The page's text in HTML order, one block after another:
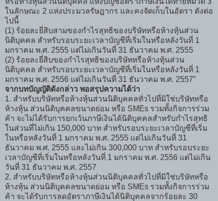
ในลักษณะ 2 แห่งประมวลรัษฎากร และคงจัดเก็บในอัตรา ดังต่อ
ไปนี้
(1) ร้อยละยี่สิบสามของกำไรสุทธิของบริษัทหรือห้างหุ้นส่วน
นิติบุคคล สำหรับรอบระยะเวลาบัญชีที่เริ่มในหรือหลังวันที่ 1
มกราคม พ.ศ. 2555 แต่ไม่เกินวันที่ 31 ธันวาคม พ.ศ. 2555
(2) ร้อยละยี่สิบของกำไรสุทธิของบริษัทหรือห้างหุ้นส่วน
นิติบุคคล สำหรับรอบระยะเวลาบัญชีที่เริ่มในหรือหลังวันที่ 1
มกราคม พ.ศ. 2556 แต่ไม่เกินวันที่ 31 ธันวาคม พ.ศ. 2557”
จากบทบัญญัติดังกล่าว พอสรุปความได้ว่า
1. สำหรับบริษัทหรือห้างหุ้นส่วนนิติบุคคลทั่วไปที่มิใช่บริษัทหรือ
ห้างหุ้น ส่วนนิติบุคคลขนาดย่อม หรือ SMEs รวมทั้งกิจการร่วม
ค้า จะไม่ได้รับการยกเว้นภาษีเงินได้นิติบุคคลสำหรับกำไรสุทธิ
ในส่วนที่ไม่เกิน 150,000 บาท สำหรับรอบระยะเวลาบัญชีที่เริ่ม
ในหรือหลังวันที่ 1 มกราคม พ.ศ. 2555 แต่ไม่เกินวันที่ 31
ธันวาคม พ.ศ. 2555 และไม่เกิน 300,000 บาท สำหรับรอบระยะ
เวลาบัญชีที่เริ่มในหรือหลังวันที่ 1 มกราคม พ.ศ. 2556 แต่ไม่เกิน
วันที่ 31 ธันวาคม พ.ศ. 2557
2. สำหรับบริษัทหรือห้างหุ้นส่วนนิติบุคคลทั่วไปที่มิใช่บริษัทหรือ
ห้างหุ้น ส่วนนิติบุคคลขนาดย่อม หรือ SMEs รวมทั้งกิจการร่วม
ค้า จะได้รับการลดอัตราภาษีเงินได้นิติบุคคลจากร้อยละ 30